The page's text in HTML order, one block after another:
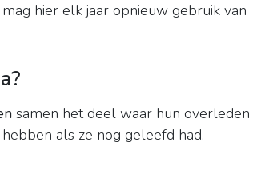
hier elk jaar opnieuw gebruik van
samen het deel waar hun overleden
als ze nog geleefd had.